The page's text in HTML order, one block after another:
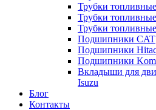
Трубки
Трубки
Трубки
Подшипники CAT
Подшипники
Подшипники
Вкладыши для
Isuzu
Блог
Контакты